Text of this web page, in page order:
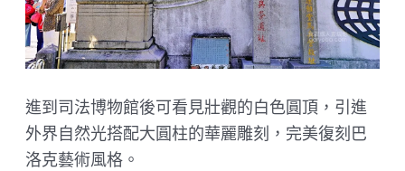
進到司法博物館後可看見壯觀的白色圓頂，引進
外界自然光搭配大圓柱的華麗雕刻，完美復刻巴
洛克藝術風格。